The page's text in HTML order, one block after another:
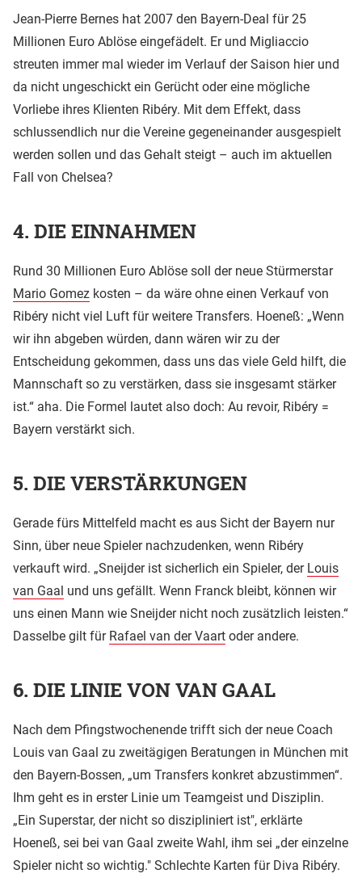
Jean-Pierre Bernes hat 2007 den Bayern-Deal für 25
Millionen Euro Ablöse eingefädelt. Er und Migliaccio
streuten immer mal wieder im Verlauf der Saison hier und
da nicht ungeschickt ein Gerücht oder eine mögliche
Vorliebe ihres Klienten Ribéry. Mit dem Effekt, dass
schlussendlich nur die Vereine gegeneinander ausgespielt
werden sollen und das Gehalt steigt – auch im aktuellen
Fall von Chelsea?
4. DIE EINNAHMEN
Rund 30 Millionen Euro Ablöse soll der neue Stürmerstar
Mario Gomez kosten – da wäre ohne einen Verkauf von
Ribéry nicht viel Luft für weitere Transfers. Hoeneß: „Wenn
wir ihn abgeben würden, dann wären wir zu der
Entscheidung gekommen, dass uns das viele Geld hilft, die
Mannschaft so zu verstärken, dass sie insgesamt stärker
ist.“ aha. Die Formel lautet also doch: Au revoir, Ribéry =
Bayern verstärkt sich.
5. DIE VERSTÄRKUNGEN
Gerade fürs Mittelfeld macht es aus Sicht der Bayern nur
Sinn, über neue Spieler nachzudenken, wenn Ribéry
verkauft wird. „Sneijder ist sicherlich ein Spieler, der Louis
van Gaal und uns gefällt. Wenn Franck bleibt, können wir
uns einen Mann wie Sneijder nicht noch zusätzlich leisten.“
Dasselbe gilt für Rafael van der Vaart oder andere.
6. DIE LINIE VON VAN GAAL
Nach dem Pfingstwochenende trifft sich der neue Coach
Louis van Gaal zu zweitägigen Beratungen in München mit
den Bayern-Bossen, „um Transfers konkret abzustimmen“.
Ihm geht es in erster Linie um Teamgeist und Disziplin.
„Ein Superstar, der nicht so diszipliniert ist", erklärte
Hoeneß, sei bei van Gaal zweite Wahl, ihm sei „der einzelne
Spieler nicht so wichtig." Schlechte Karten für Diva Ribéry.